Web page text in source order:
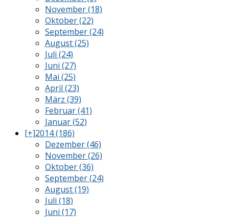
November (18)
Oktober (22)
September (24)
August (25)
Juli (24)
Juni (27)
Mai (25)
April (23)
März (39)
Februar (41)
Januar (52)
[+]2014 (186)
Dezember (46)
November (26)
Oktober (36)
September (24)
August (19)
Juli (18)
Juni (17)